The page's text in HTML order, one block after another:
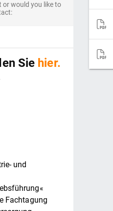
or would you like to
Sie hier.
und
Fachtagung